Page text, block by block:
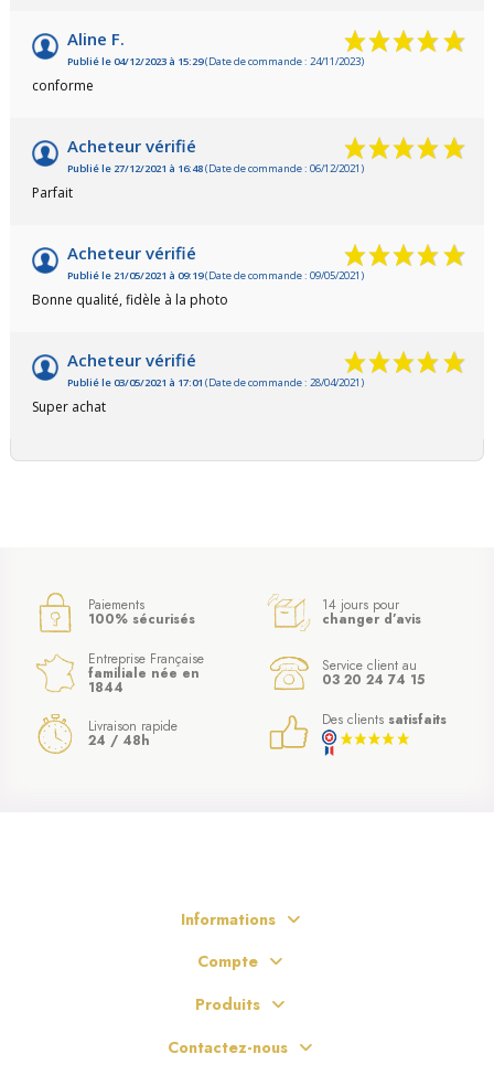
Aline F.
Publié le 04/12/2023 à 15:29(Date de commande : 24/11/2023)
conforme
Acheteur vérifié
Publié le 27/12/2021 à 16:48(Date de commande : 06/12/2021)
Parfait
Acheteur vérifié
Publié le 21/05/2021 à 09:19(Date de commande : 09/05/2021)
Bonne qualité, fidèle à la photo
Acheteur vérifié
Publié le 03/05/2021 à 17:01 (Date de commande : 28/04/2021)
Super achat
Paiements
100% sécurisés
14 jours pour
changer d’avis
Entreprise Française
familiale née en
1844
Service client au
03 20 24 74 15
Livraison rapide
24 / 48h
Des clients satisfaits
Informations
Compte
Produits
Contactez-nous